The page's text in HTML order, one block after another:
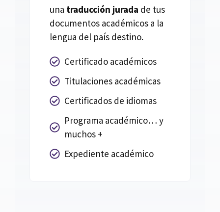
una traducción jurada de tus
documentos académicos a la
lengua del país destino.
Certificado académicos
Titulaciones académicas
Certificados de idiomas
Programa académico… y
muchos +
Expediente académico